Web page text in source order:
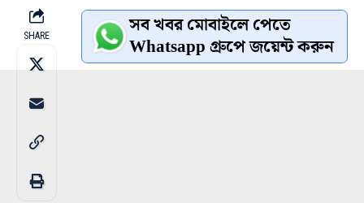
SHARE সব খবর মোবাইলে পেতে
Whatsapp গ্রুপে জয়েন্ট করুন